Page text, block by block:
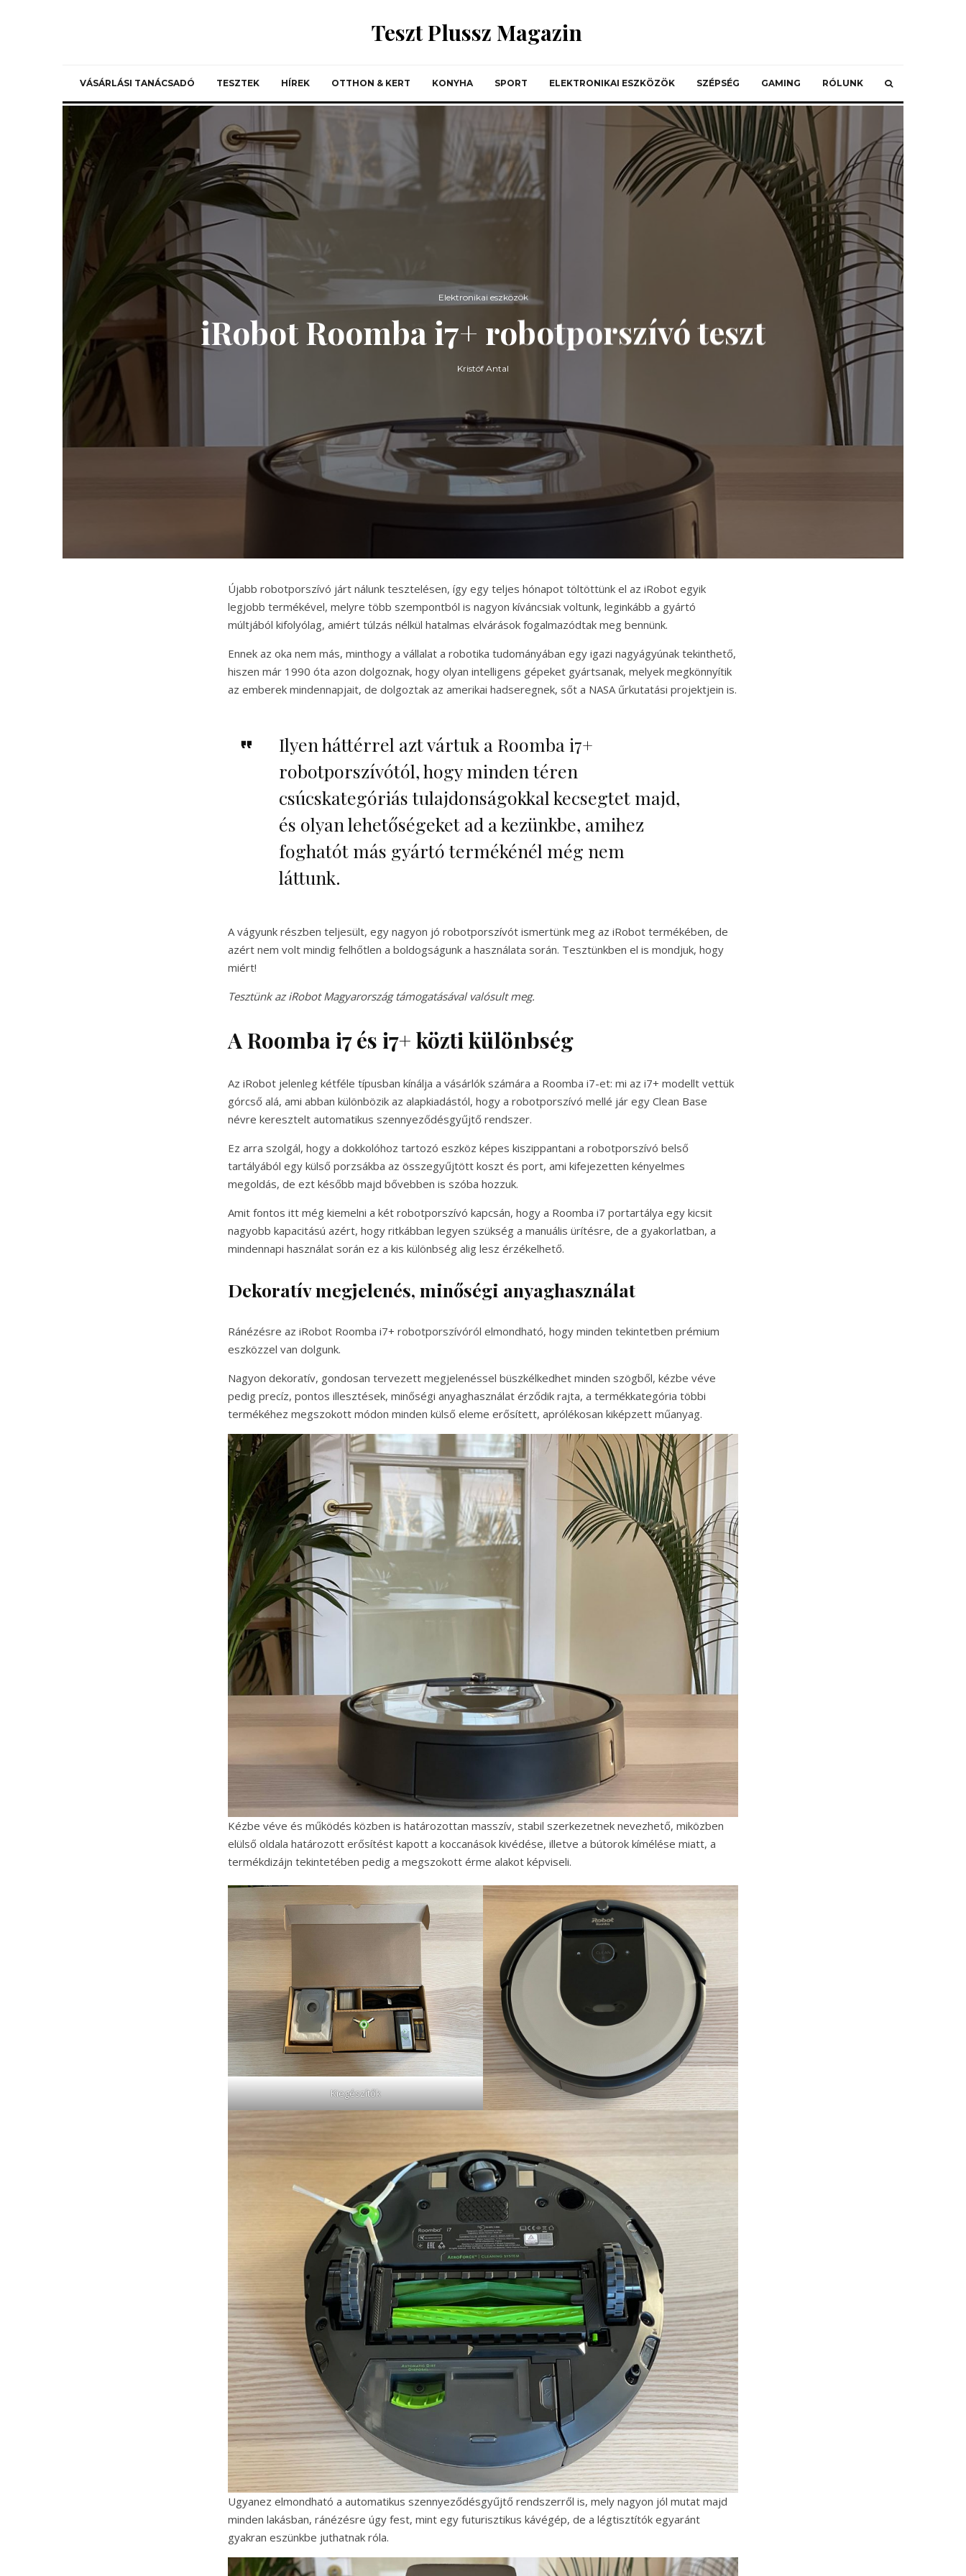
Teszt Plussz Magazin
VÁSÁRLÁSI TANÁCSADÓ TESZTEK HÍREK OTTHON & KERT KONYHA SPORT ELEKTRONIKAI ESZKÖZÖK SZÉPSÉG GAMING RÓLUNK
Elektronikai eszközök
iRobot Roomba i7+ robotporszívó teszt
Kristóf Antal
Újabb robotporszívó járt nálunk tesztelésen, így egy teljes hónapot töltöttünk el az iRobot egyik
legjobb termékével, melyre több szempontból is nagyon kíváncsiak voltunk, leginkább a gyártó
múltjából kifolyólag, amiért túlzás nélkül hatalmas elvárások fogalmazódtak meg bennünk.
Ennek az oka nem más, minthogy a vállalat a robotika tudományában egy igazi nagyágyúnak tekinthető,
hiszen már 1990 óta azon dolgoznak, hogy olyan intelligens gépeket gyártsanak, melyek megkönnyítik
az emberek mindennapjait, de dolgoztak az amerikai hadseregnek, sőt a NASA űrkutatási projektjein is.
Ilyen háttérrel azt vártuk a Roomba i7+
robotporszívótól, hogy minden téren
csúcskategóriás tulajdonságokkal kecsegtet majd,
és olyan lehetőségeket ad a kezünkbe, amihez
foghatót más gyártó termékénél még nem
láttunk.
A vágyunk részben teljesült, egy nagyon jó robotporszívót ismertünk meg az iRobot termékében, de
azért nem volt mindig felhőtlen a boldogságunk a használata során. Tesztünkben el is mondjuk, hogy
miért!
Tesztünk az iRobot Magyarország támogatásával valósult meg.
A Roomba i7 és i7+ közti különbség
Az iRobot jelenleg kétféle típusban kínálja a vásárlók számára a Roomba i7-et: mi az i7+ modellt vettük
górcső alá, ami abban különbözik az alapkiadástól, hogy a robotporszívó mellé jár egy Clean Base
névre keresztelt automatikus szennyeződésgyűjtő rendszer.
Ez arra szolgál, hogy a dokkolóhoz tartozó eszköz képes kiszippantani a robotporszívó belső
tartályából egy külső porzsákba az összegyűjtött koszt és port, ami kifejezetten kényelmes
megoldás, de ezt később majd bővebben is szóba hozzuk.
Amit fontos itt még kiemelni a két robotporszívó kapcsán, hogy a Roomba i7 portartálya egy kicsit
nagyobb kapacitású azért, hogy ritkábban legyen szükség a manuális ürítésre, de a gyakorlatban, a
mindennapi használat során ez a kis különbség alig lesz érzékelhető.
Dekoratív megjelenés, minőségi anyaghasználat
Ránézésre az iRobot Roomba i7+ robotporszívóról elmondható, hogy minden tekintetben prémium
eszközzel van dolgunk.
Nagyon dekoratív, gondosan tervezett megjelenéssel büszkélkedhet minden szögből, kézbe véve
pedig precíz, pontos illesztések, minőségi anyaghasználat érződik rajta, a termékkategória többi
termékéhez megszokott módon minden külső eleme erősített, aprólékosan kiképzett műanyag.
Kézbe véve és működés közben is határozottan masszív, stabil szerkezetnek nevezhető, miközben
elülső oldala határozott erősítést kapott a koccanások kivédése, illetve a bútorok kímélése miatt, a
termékdizájn tekintetében pedig a megszokott érme alakot képviseli.
Kiegészítők
Ugyanez elmondható a automatikus szennyeződésgyűjtő rendszerről is, mely nagyon jól mutat majd
minden lakásban, ránézésre úgy fest, mint egy futurisztikus kávégép, de a légtisztítók egyaránt
gyakran eszünkbe juthatnak róla.